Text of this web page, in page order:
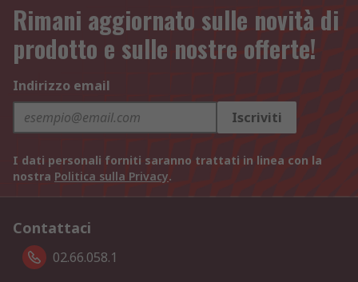
Rimani aggiornato sulle novità di
prodotto e sulle nostre offerte!
Indirizzo email
Iscriviti
I dati personali forniti saranno trattati in linea con la
nostra Politica sulla Privacy.
Contattaci
02.66.058.1